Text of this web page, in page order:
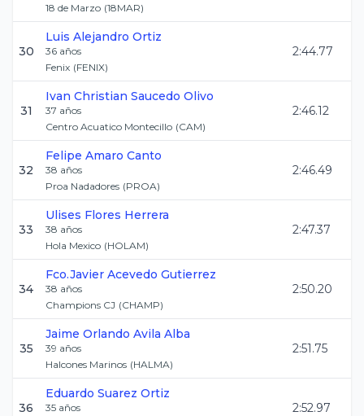
18 de Marzo (18MAR)
30
Luis Alejandro Ortiz
36 años
Fenix (FENIX)
2:44.77
31
Ivan Christian Saucedo Olivo
37 años
Centro Acuatico Montecillo (CAM)
2:46.12
32
Felipe Amaro Canto
38 años
Proa Nadadores (PROA)
2:46.49
33
Ulises Flores Herrera
38 años
Hola Mexico (HOLAM)
2:47.37
34
Fco.Javier Acevedo Gutierrez
38 años
Champions CJ (CHAMP)
2:50.20
35
Jaime Orlando Avila Alba
39 años
Halcones Marinos (HALMA)
2:51.75
36
Eduardo Suarez Ortiz
35 años
2:52.97